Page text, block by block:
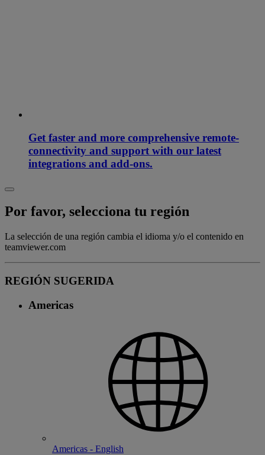
Get faster and more comprehensive remote-
connectivity and support with our latest
integrations and add-ons.
Por favor, selecciona tu región
La selección de una región cambia el idioma y/o el contenido en
teamviewer.com
REGIÓN SUGERIDA
Americas
Americas - English